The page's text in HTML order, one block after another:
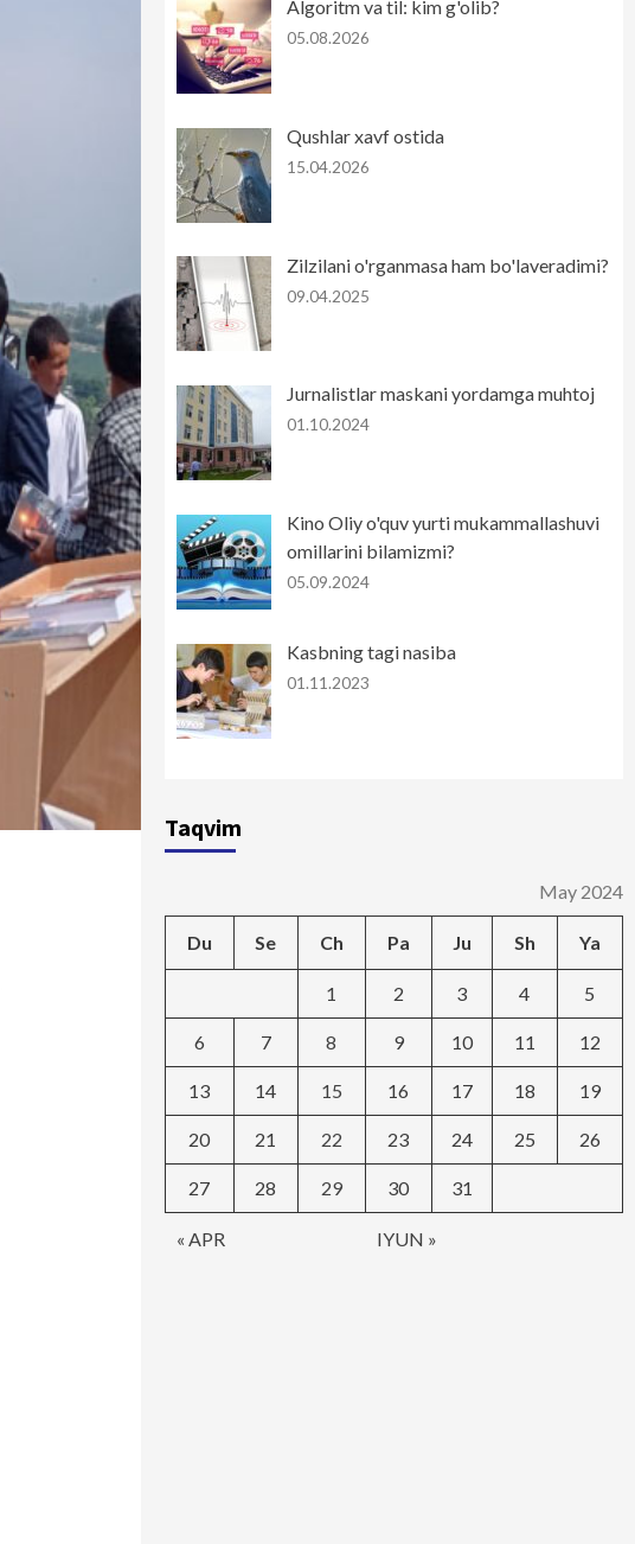
Algoritm va til: kim g'olib?
05.08.2026
Qushlar xavf ostida
15.04.2026
Zilzilani o'rganmasa ham bo'laveradimi?
09.04.2025
Jurnalistlar maskani yordamga muhtoj
01.10.2024
Kino Oliy o'quv yurti mukammallashuvi
omillarini bilamizmi?
05.09.2024
Kasbning tagi nasiba
01.11.2023
Taqvim
May 2024
Du Se Ch Pa Ju Sh Ya
« APR IYUN »
1 2 3 4 5
6 7 8 9 10 11 12
13 14 15 16 17 18 19
20 21 22 23 24 25 26
27 28 29 30 31